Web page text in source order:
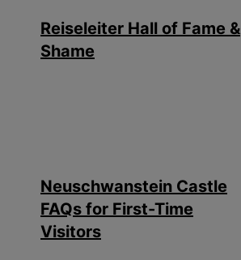
Reiseleiter Hall of Fame &
Shame
Neuschwanstein Castle
FAQs for First-Time
Visitors